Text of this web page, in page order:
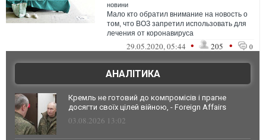
новини
Мало кто обратил внимание на новость о
том, что ВОЗ запретил использовать для
лечения от коронавируса
гидроксихлорохин (это препарат
"Плаквенил" и под...
29.05.2020, 05:44 • 205 • 0
АНАЛІТИКА
Кремль не готовий до компромісів і прагне
досягти своїх цілей війною, - Foreign Affairs
03.08.2026 13:02